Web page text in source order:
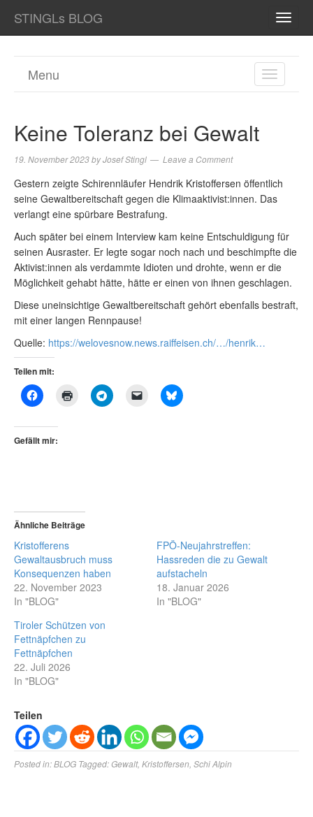
STINGLs BLOG
TOGGLE
Menu
Keine Toleranz bei Gewalt
19. November 2023byJosef Stingl Leave a Comment
Gestern zeigte Schirennläufer Hendrik Kristoffersen öffentlich
seine Gewaltbereitschaft gegen die Klimaaktivist:innen. Das
verlangt eine spürbare Bestrafung.
Auch später bei einem Interview kam keine Entschuldigung für
seinen Ausraster. Er legte sogar noch nach und beschimpfte die
Aktivist:innen als verdammte Idioten und drohte, wenn er die
Möglichkeit gehabt hätte, hätte er einen von ihnen geschlagen.
Diese uneinsichtige Gewaltbereitschaft gehört ebenfalls bestraft,
mit einer langen Rennpause!
Quelle: https://welovesnow.news.raiffeisen.ch/…/henrik…
Teilen mit:
Gefällt mir:
Ähnliche Beiträge
Kristofferens
Gewaltausbruch muss
Konsequenzen haben
22. November 2023
In "BLOG"
FPÖ-Neujahrstreffen:
Hassreden die zu Gewalt
aufstacheln
18. Januar 2026
In "BLOG"
Tiroler Schützen von
Fettnäpfchen zu
Fettnäpfchen
22. Juli 2026
In "BLOG"
Teilen
Posted in:BLOG Tagged:Gewalt, Kristoffersen Schi Alpin